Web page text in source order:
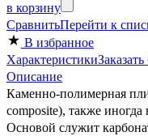
в корзину
СравнитьПерейти к
В избранное
Характеристики
Описание
Каменно-полимерная
composite), также
Основой служит